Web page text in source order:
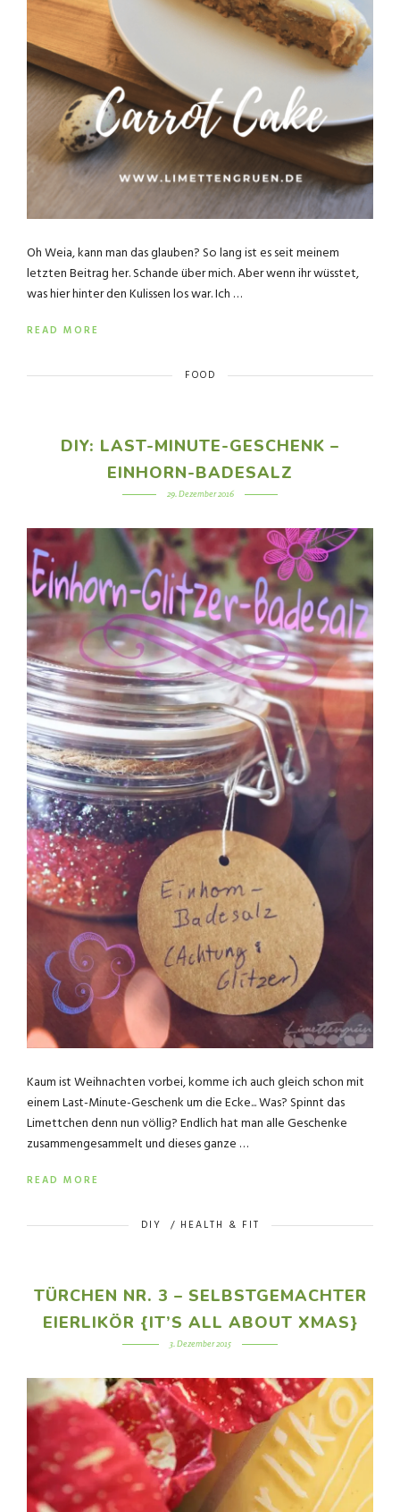
Oh Weia, kann man das glauben? So lang ist es seit meinem
letzten Beitrag her. Schande über mich. Aber wenn ihr wüsstet,
was hier hinter den Kulissen los war. Ich …
READ MORE
FOOD
DIY: LAST-MINUTE-GESCHENK –
EINHORN-BADESALZ
29. Dezember 2016
Kaum ist Weihnachten vorbei, komme ich auch gleich schon mit
einem Last-Minute-Geschenk um die Ecke... Was? Spinnt das
Limettchen denn nun völlig? Endlich hat man alle Geschenke
zusammengesammelt und dieses ganze …
READ MORE
DIY / HEALTH & FIT
TÜRCHEN NR. 3 – SELBSTGEMACHTER
EIERLIKÖR {IT’S ALL ABOUT XMAS}
3. Dezember 2015